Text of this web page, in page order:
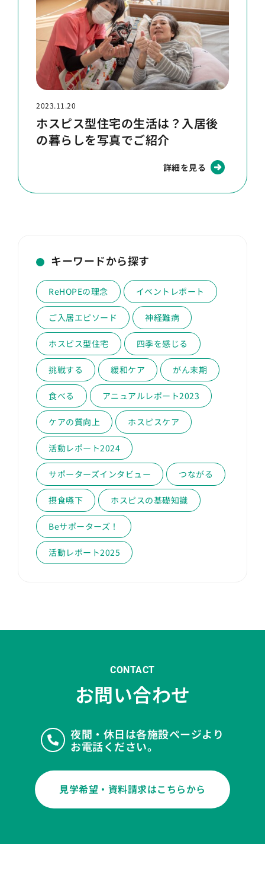
2023.11.20
ホスピス型住宅の生活は？入居後
の暮らしを写真でご紹介
詳細を見る
キーワードから探す
ReHOPEの理念 イベントレポート
ご入居エピソード 神経難病
ホスピス型住宅 四季を感じる
挑戦する 緩和ケア がん末期
食べる アニュアルレポート2023
ケアの質向上 ホスピスケア
活動レポート2024
サポーターズインタビュー つながる
摂食嚥下 ホスピスの基礎知識
Beサポーターズ！
活動レポート2025
CONTACT
お問い合わせ
夜間・休日は各施設ページより
お電話ください。
見学希望・資料請求はこちらから